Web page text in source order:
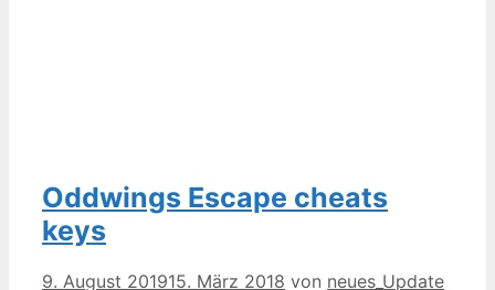
Oddwings Escape cheats
keys
9. August 201915. März 2018 von neues_Update